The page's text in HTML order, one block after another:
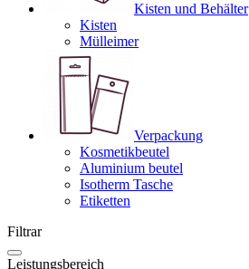
Kisten und Behälter
Kisten
Mülleimer
Verpackung
Kosmetikbeutel
Aluminium beutel
Isotherm Tasche
Etiketten
Filtrar
Leistungsbereich